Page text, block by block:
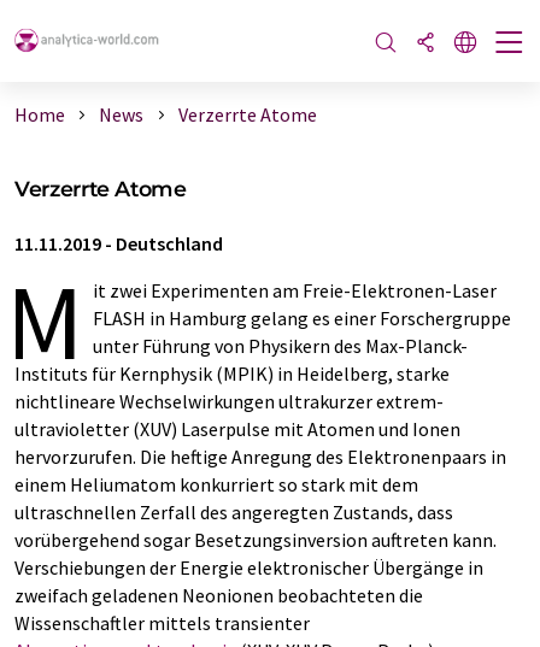
Home News Verzerrte Atome
Verzerrte Atome
11.11.2019 - Deutschland
M
it zwei Experimenten am Freie-Elektronen-Laser
FLASH in Hamburg gelang es einer Forschergruppe
unter Führung von Physikern des Max-Planck-
Instituts für Kernphysik (MPIK) in Heidelberg, starke
nichtlineare Wechselwirkungen ultrakurzer extrem-
ultravioletter (XUV) Laserpulse mit Atomen und Ionen
hervorzurufen. Die heftige Anregung des Elektronenpaars in
einem Heliumatom konkurriert so stark mit dem
ultraschnellen Zerfall des angeregten Zustands, dass
vorübergehend sogar Besetzungsinversion auftreten kann.
Verschiebungen der Energie elektronischer Übergänge in
zweifach geladenen Neonionen beobachteten die
Wissenschaftler mittels transienter